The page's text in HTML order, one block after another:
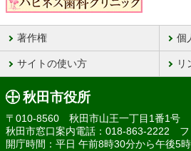
著作権 個
サイトの使い方 リ
秋田市役所
〒010-8560 秋田市山王一丁目1番1号
秋田市窓口案内電話：018-863-2222
開庁時間：平日 午前8時30分から午後5